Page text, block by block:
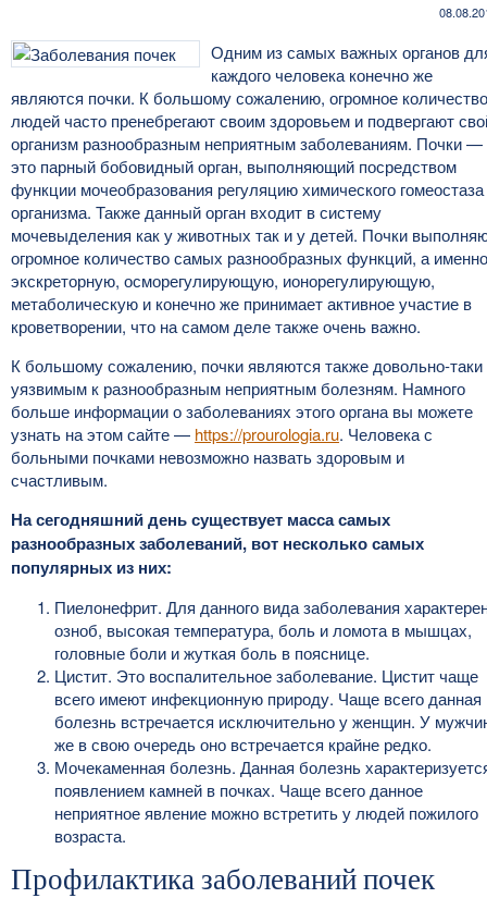
Одним из самых важных органов
каждого человека конечно же
являются почки. К большому сожалению, огромное количество
людей часто пренебрегают своим здоровьем и подвергают
организм разнообразным неприятным заболеваниям. Почки —
это парный бобовидный орган, выполняющий посредством
функции мочеобразования регуляцию химического гомеостаза
организма. Также данный орган входит в систему
мочевыделения как у животных так и у детей. Почки
огромное количество самых разнообразных функций, а именно
экскреторную, осморегулирующую, ионорегулирующую,
метаболическую и конечно же принимает активное участие в
кроветворении, что на самом деле также очень важно.
К большому сожалению, почки являются также довольно-таки
уязвимым к разнообразным неприятным болезням. Намного
больше информации о заболеваниях этого органа вы можете
узнать на этом сайте — https://prourologia.ru. Человека с
больными почками невозможно назвать здоровым и
счастливым.
На сегодняшний день существует масса самых
разнообразных заболеваний, вот несколько самых
популярных из них:
Пиелонефрит. Для данного вида заболевания
озноб, высокая температура, боль и ломота в мышцах,
головные боли и жуткая боль в пояснице.
Цистит. Это воспалительное заболевание. Цистит чаще
всего имеют инфекционную природу. Чаще всего данная
болезнь встречается исключительно у женщин. У
же в свою очередь оно встречается крайне редко.
Мочекаменная болезнь. Данная болезнь
появлением камней в почках. Чаще всего данное
неприятное явление можно встретить у людей пожилого
возраста.
Профилактика заболеваний почек